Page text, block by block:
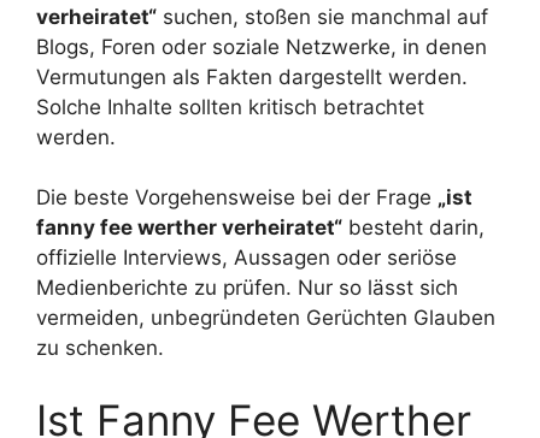
verheiratet“ suchen, stoßen sie manchmal auf
Blogs, Foren oder soziale Netzwerke, in denen
Vermutungen als Fakten dargestellt werden.
Solche Inhalte sollten kritisch betrachtet
werden.
Die beste Vorgehensweise bei der Frage „ist
fanny fee werther verheiratet“ besteht darin,
offizielle Interviews, Aussagen oder seriöse
Medienberichte zu prüfen. Nur so lässt sich
vermeiden, unbegründeten Gerüchten Glauben
zu schenken.
Ist Fanny Fee Werther